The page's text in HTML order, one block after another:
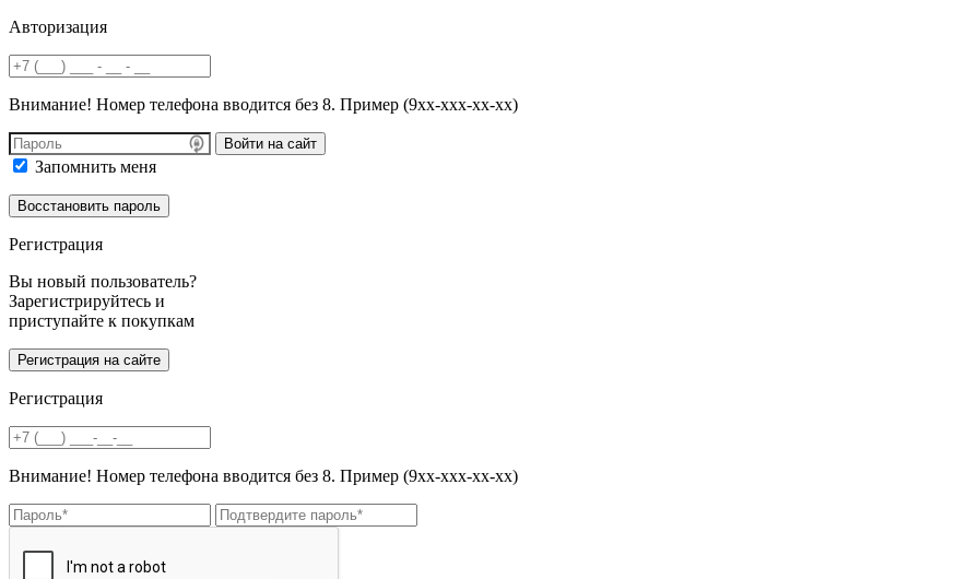
Авторизация
Внимание! Номер телефона вводится без 8. Пример (9хх-ххх-хх-хх)
Войти на сайт
Запомнить меня
Регистрация
Вы новый пользователь?
Зарегистрируйтесь и
приступайте к покупкам
Регистрация
Внимание! Номер телефона вводится без 8. Пример (9хх-ххх-хх-хх)